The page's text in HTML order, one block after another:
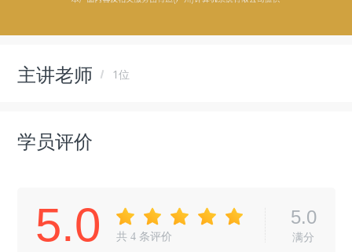
主讲老师 1位
学员评价
5.0 共4 条评价
5.0
满分